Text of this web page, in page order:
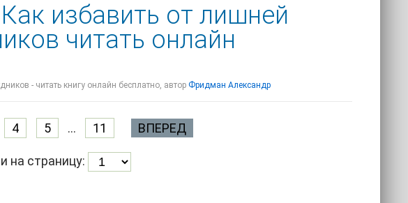
избавить от лишней
читать онлайн
- читать книгу онлайн бесплатно, автор Фридман Александр
4 5 ... 11 ВПЕРЕД
на страницу: